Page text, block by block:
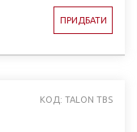
ПРИДБАТИ
КОД: TALON TBS